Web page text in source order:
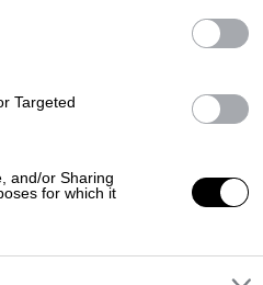
Targeted
and/or Sharing
for which it
Λέσβο
γιλέκα
της
Ώρα
Ώρα
Δελτίο...|